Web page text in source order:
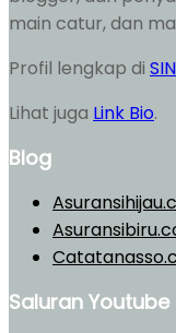
main catur, dan
Profil lengkap di
Lihat juga Link Bio.
Blog
Saluran Youtube